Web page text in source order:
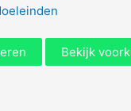
Bekijk